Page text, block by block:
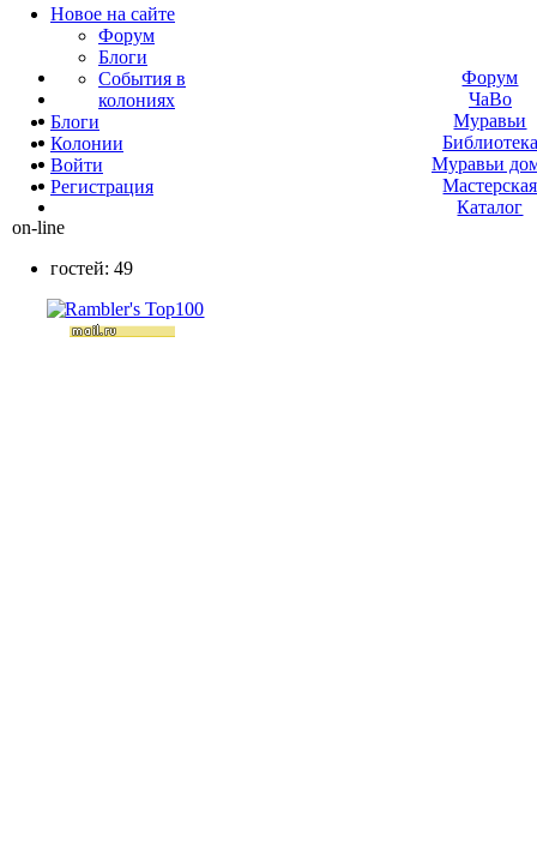
Новое на сайте
Форум
Блоги
События в
колониях
Блоги
Колонии
Войти
Peгиcтpaция
on-line
гостей: 49
Форум
ЧаВо
Муравьи
Библиотека
Муравьи
Мастерская
Каталог